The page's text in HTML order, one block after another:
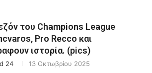
του Champions League
Pro Recco και
ιστορία. (pics)
24 13 Οκτωβρίου 2025